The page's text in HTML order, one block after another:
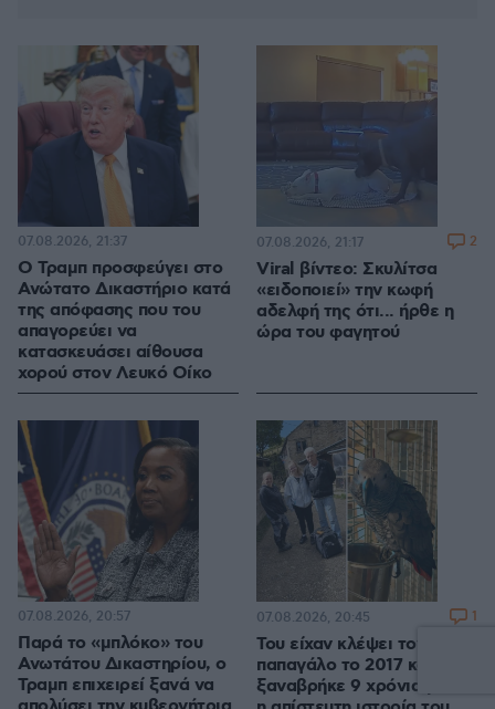
Ο Τραμπ προσφεύγει στο
Ανώτατο Δικαστήριο κατά
της απόφασης που του
απαγορεύει να
κατασκευάσει αίθουσα
χορού στον Λευκό Οίκο
07.08.2026, 21:37
Viral βίντεο: Σκυλίτσα
«ειδοποιεί» την κωφή
αδελφή της ότι... ήρθε η
ώρα του φαγητού
07.08.2026, 21:17 2
Παρά το «μπλόκο» του
Ανωτάτου Δικαστηρίου, ο
Τραμπ επιχειρεί ξανά να
07.08.2026, 20:57
Του είχαν κλέψει τον
παπαγάλο το 2017 και τον
ξαναβρήκε 9 χρόνια μετά,
07.08.2026, 20:45 1